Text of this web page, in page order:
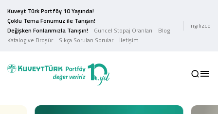
Kuveyt Türk Portföy 10 Yaşında!
Çoklu Tema Fonumuz ile Tanışın!
Değişken Fonlarımızla Tanışın!
Güncel Stopaj Oranları
Blog
Katalog ve Broşür
Sıkça Sorulan Sorular İletişim
İngilizce